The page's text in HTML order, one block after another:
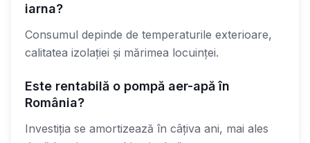
iarna?
Consumul depinde de temperaturile exterioare,
calitatea izolației și mărimea locuinței.
Este rentabilă o pompă aer-apă în
România?
Investiția se amortizează în câțiva ani, mai ales